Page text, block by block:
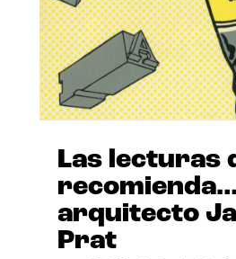
Las lecturas
arquitecto
Prat